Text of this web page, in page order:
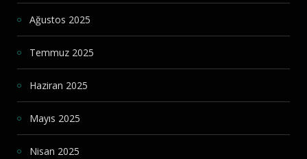
Ağustos 2025
Temmuz 2025
Haziran 2025
Mayıs 2025
Nisan 2025